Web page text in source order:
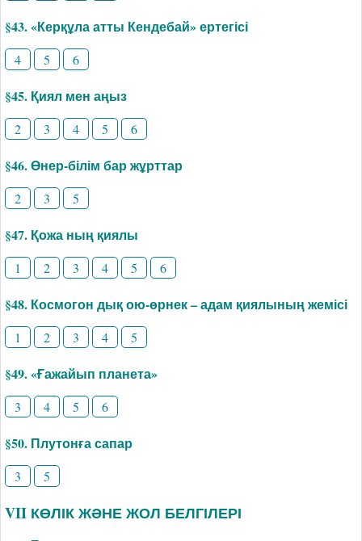
§43. «Керқұла атты Кендебай» ертегісі
4 5 6
§45. Қиял мен аңыз
2 3 4 5 6
§46. Өнер-білім бар жұрттар
2 3 5
§47. Қожа ның қиялы
1 2 3 4 5 6
§48. Космогон дық ою-өрнек – адам қиялының жемісі
1 2 3 4 5
§49. «Ғажайып планета»
3 4 5 6
§50. Плутонға сапар
3 5
VII КӨЛІК ЖӘНЕ ЖОЛ БЕЛГІЛЕРІ